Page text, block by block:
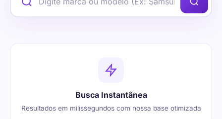
Busca Instantânea
Resultados em milissegundos com nossa base otimizada